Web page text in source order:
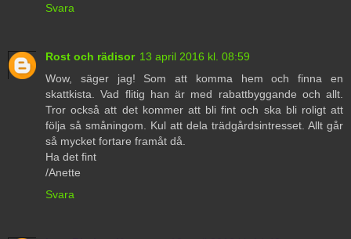
Svara
Rost och rädisor 13 april 2016 kl. 08:59
Wow, säger jag! Som att komma hem och finna en
skattkista. Vad flitig han är med rabattbyggande och allt.
Tror också att det kommer att bli fint och ska bli roligt att
följa så småningom. Kul att dela trädgårdsintresset. Allt går
så mycket fortare framåt då.
Ha det fint
/Anette
Svara